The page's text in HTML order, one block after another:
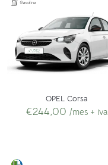
OPEL Corsa
€244,00 /mes + iva